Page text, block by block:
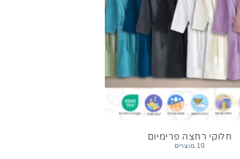
חלוקי רחצה פרימיום
10 מוצרים